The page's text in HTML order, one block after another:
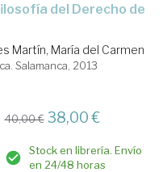
Martín, María del Carmen
Salamanca, 2013
40,00 € 38,00 €
Stock en librería. Envío
en 24/48 horas